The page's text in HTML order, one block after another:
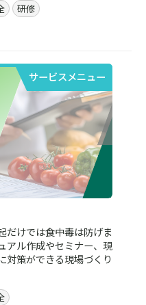
研修
サービスメニュー
だけでは食中毒は防げま
アル作成やセミナー、現
対策ができる現場づくり